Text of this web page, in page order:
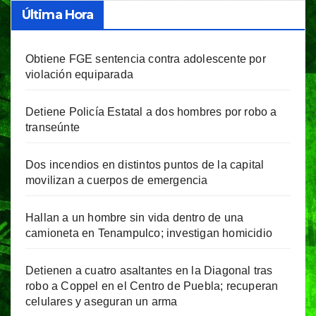
Última Hora
Obtiene FGE sentencia contra adolescente por
violación equiparada
Detiene Policía Estatal a dos hombres por robo a
transeúnte
Dos incendios en distintos puntos de la capital
movilizan a cuerpos de emergencia
Hallan a un hombre sin vida dentro de una
camioneta en Tenampulco; investigan homicidio
Detienen a cuatro asaltantes en la Diagonal tras
robo a Coppel en el Centro de Puebla; recuperan
celulares y aseguran un arma